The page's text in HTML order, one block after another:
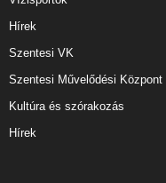
Hírek
Szentesi VK
Szentesi Művelődési Központ
Kultúra és szórakozás
Hírek